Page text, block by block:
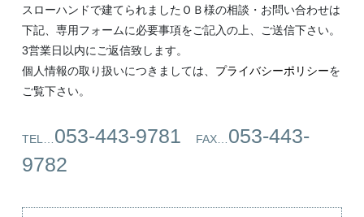
スローハンドで建てられましたＯＢ様の相談・お問い合わせは
下記、専用フォームに必要事項をご記入の上、ご送信下さい。
3営業日以内にご返信致します。
個人情報の取り扱いにつきましては、 プライバシーポリシーを
ご覧下さい。
TEL… 053-443-9781 FAX… 053-443-
9782